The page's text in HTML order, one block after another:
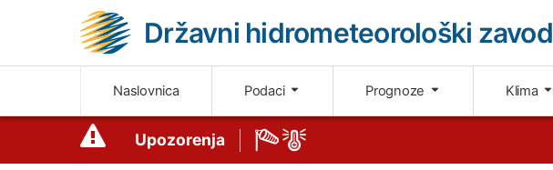
Državni hidrometeorološki zavod
Naslovnica Podaci Prognoze Klima
Upozorenja